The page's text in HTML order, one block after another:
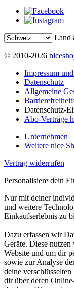
Land
© 2010-2026
Impressum
Datenschutz
Allgemeine
Datenschutz-
Abo-Verträge
Unternehmen
Weitere nice
Vertrag widerrufen
Personalisiere dein
Nur mit deiner
und weitere
Einkaufserlebnis zu
Dazu erfassen wir
Geräte. Diese
Website und um dir
sowie zur Analyse
deine
dir über deren